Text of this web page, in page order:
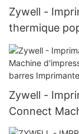
Zywell -
thermique
ZY310
USB + LAN
Zywell -
Connect
Imprimante